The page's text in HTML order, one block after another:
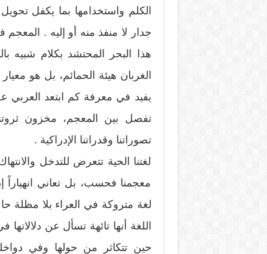
الكلم واستخدامها بما يكفل
جدار لا منفذ منه أو إليه .
هذا البحر المحتشد بكلام شبيه
الغربان هيئة الحمائم، بل هو
يفيد في معرفة كم ابتعد العربي
تفصل بين المعجم، مخزون
تصوراتنا وقدراتنا الإدراكية .
لغتنا الحية تتعرض للتدخل
معجمنا فحسب، بل تعاني انهياراً
لغة متروكة في العراء بلا مظلة
اللغة أنها تائهة تسأل عن
حين تتكاثر من حولها وفي